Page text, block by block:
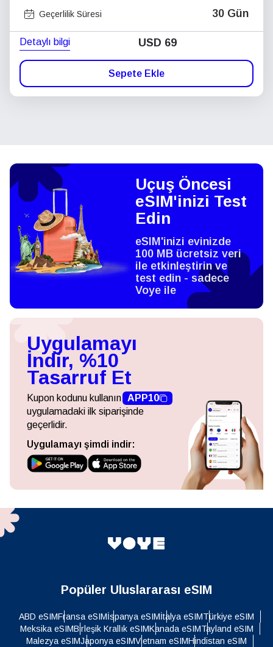
Geçerlilik Süresi 30 Gün
Detaylı bilgi USD 69
Sepete Ekle
Uçuş Öncesi
eSIM'inizi Test
Edin
eSIM'inizi evinizde
100 MB ücretsiz veri
ile etkinleştirin ve
test edin - sadece
Voye ile
Uygulamayı
İndir, %10
Tasarruf Et
Kupon kodunu kullanın APP10
uygulamadaki ilk siparişinde
geçerlidir.
Uygulamayı şimdi indir:
Popüler Uluslararası eSIM
ABD eSIMFransa eSIMİspanya eSIMİtalya eSIMTürkiye eSIM
Meksika eSIMBirleşik Krallık eSIMKanada eSIMTayland eSIM
Malezya eSIMJaponya eSIMVietnam eSIMHindistan eSIM